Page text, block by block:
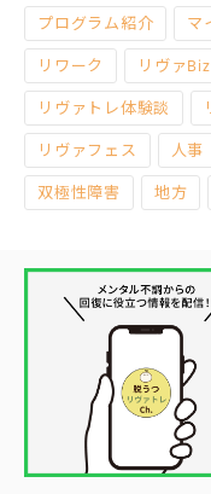
プログラム紹介 マ
リワーク リヴァBiz
リヴァトレ体験談
リヴァフェス 人事
双極性障害 地方